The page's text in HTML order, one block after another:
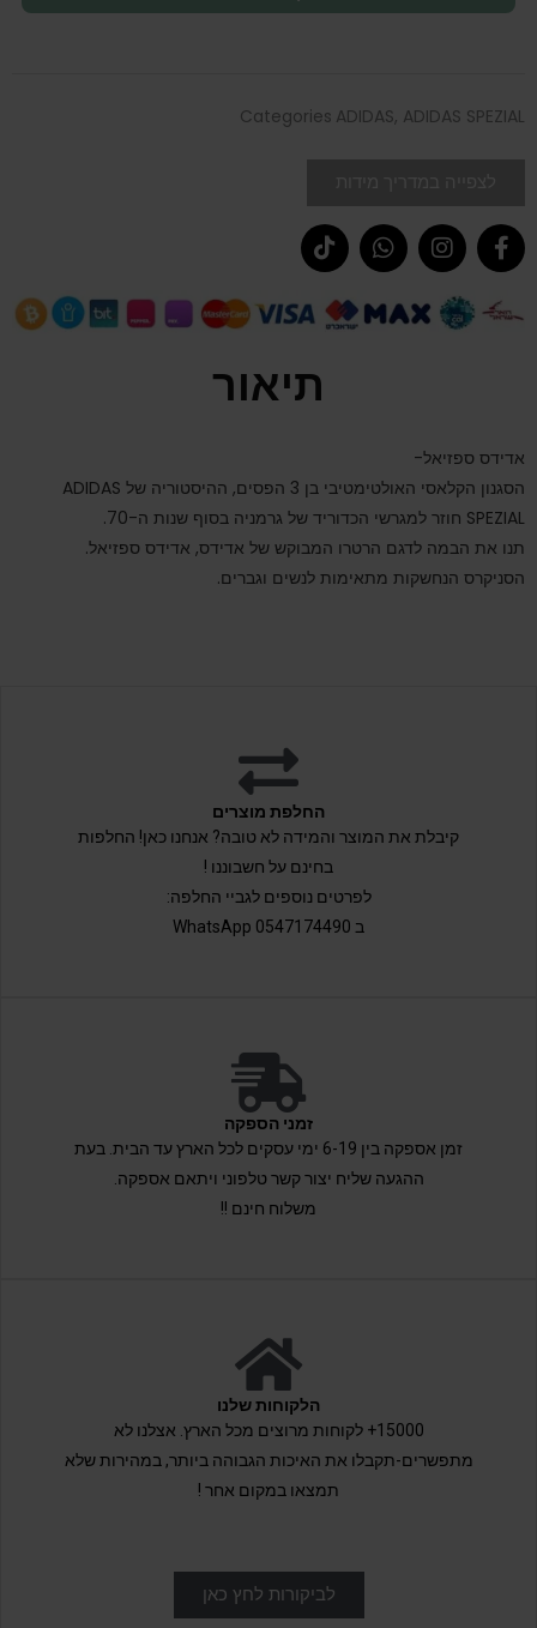
Categories ADIDAS, ADIDAS SPEZIAL
תיאור
אדידס ספזיאל-
הסגנון הקלאסי האולטימטיבי בן 3 הפסים, ההיסטוריה של ADIDAS
SPEZIAL חוזר למגרשי הכדוריד של גרמניה בסוף שנות ה-70.
תנו את הבמה לדגם הרטרו המבוקש של אדידס, אדידס ספזיאל.
הסניקרס הנחשקות מתאימות לנשים וגברים.
החלפת מוצרים
קיבלת את המוצר והמידה לא טובה? אנחנו כאן! החלפות
בחינם על חשבוננו !
לפרטים נוספים לגביי החלפה:
ב 0547174490 WhatsApp
זמני הספקה
זמן אספקה בין 6-19 ימי עסקים לכל הארץ עד הבית. בעת
ההגעה שליח יצור קשר טלפוני ויתאם אספקה.
משלוח חינם !!
הלקוחות שלנו
15000+ לקוחות מרוצים מכל הארץ. אצלנו לא
מתפשרים-תקבלו את האיכות הגבוהה ביותר, במהירות שלא
תמצאו במקום אחר !
לביקורות לחץ כאן